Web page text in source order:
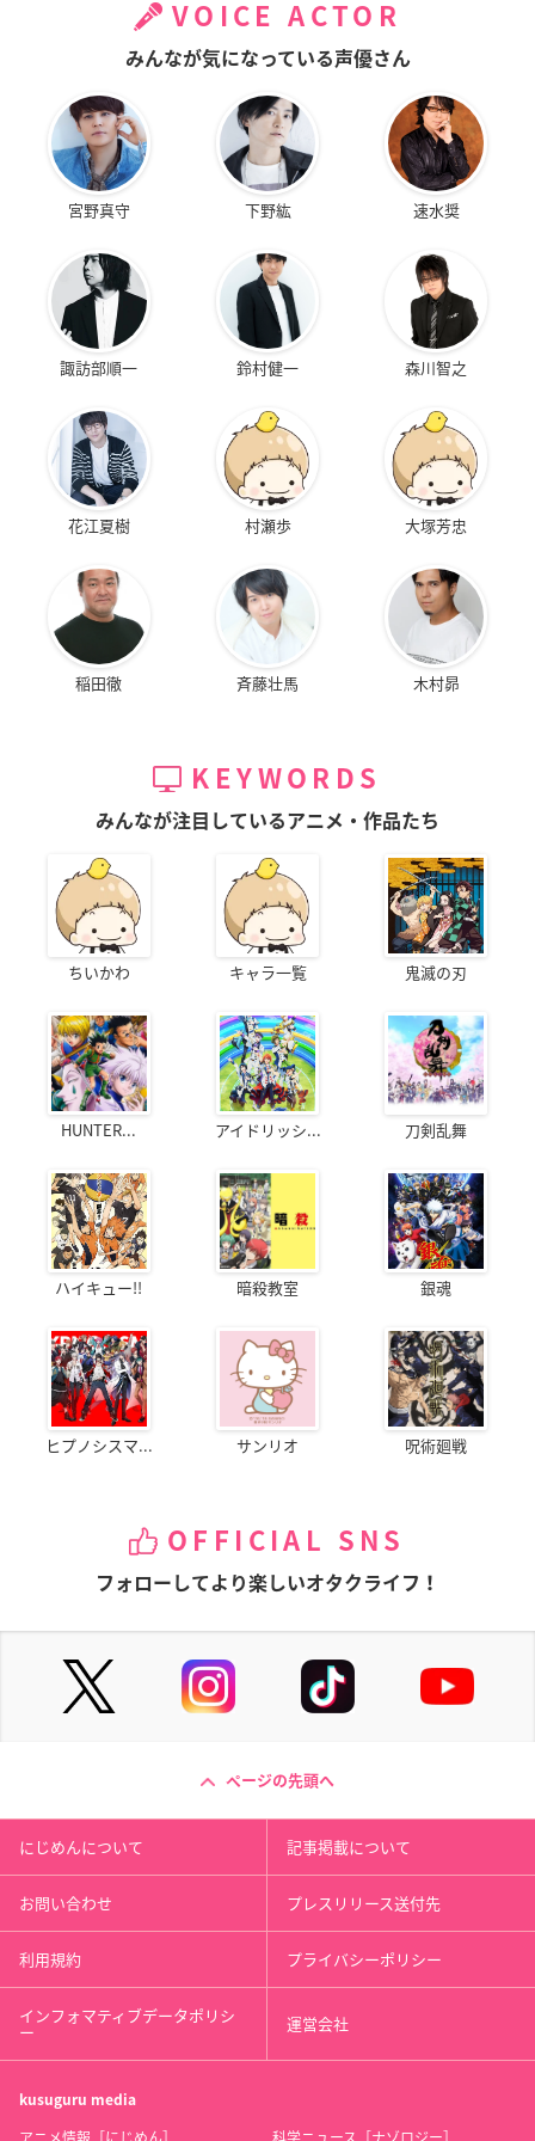
VOICE ACTOR
みんなが気になっている声優さん
宮野真守 下野紘 速水奨
諏訪部順一 鈴村健一 森川智之
花江夏樹 村瀬歩 大塚芳忠
稲田徹 斉藤壮馬 木村昴
KEYWORDS
みんなが注目しているアニメ・作品たち
ちいかわ キャラ一覧 鬼滅の刃
HUNTER... アイドリッシ... 刀剣乱舞
ハイキュー!! 暗殺教室 銀魂
ヒプノシスマ... サンリオ 呪術廻戦
OFFICIAL SNS
フォローしてより楽しいオタクライフ！
ページの先頭へ
にじめんについて 記事掲載について
お問い合わせ プレスリリース送付先
利用規約 プライバシーポリシー
インフォマティブデータポリシ
ー 運営会社
kusuguru media